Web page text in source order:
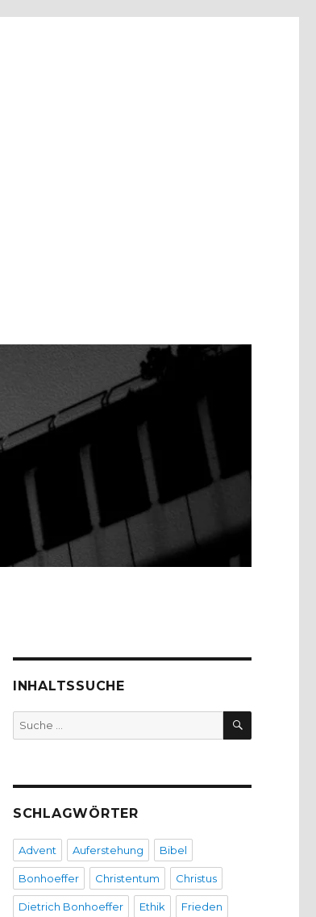
INHALTSSUCHE
Suche
nach:
SUCHEN
SCHLAGWÖRTER
Advent Auferstehung Bibel
Bonhoeffer Christentum Christus
Dietrich Bonhoeffer Ethik Frieden